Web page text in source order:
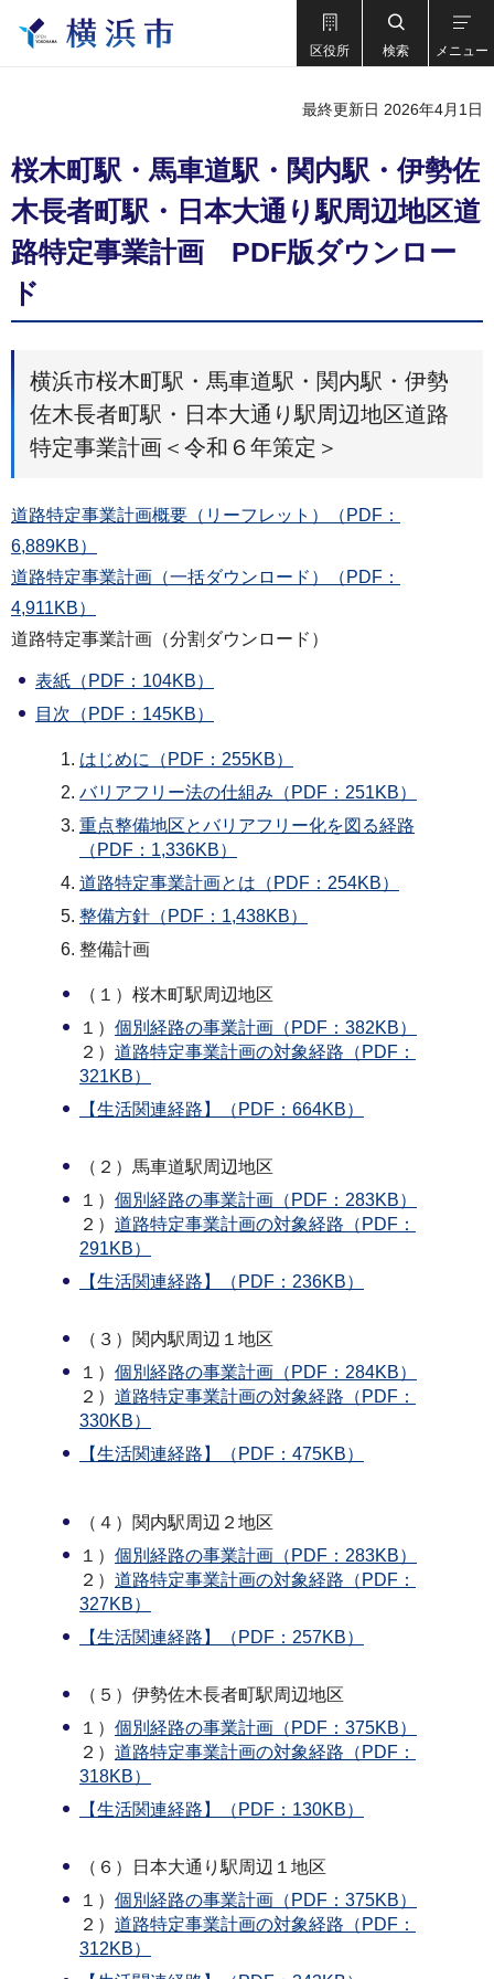
区役所 検索 メニュー
最終更新日 2026年4月1日
桜木町駅・馬車道駅・関内駅・伊勢佐
木長者町駅・日本大通り駅周辺地区道
路特定事業計画 PDF版ダウンロー
ド
横浜市桜木町駅・馬車道駅・関内駅・伊勢
佐木長者町駅・日本大通り駅周辺地区道路
特定事業計画＜令和６年策定＞
道路特定事業計画概要（リーフレット）（PDF：
6,889KB）
道路特定事業計画（一括ダウンロード）（PDF：
4,911KB）
道路特定事業計画（分割ダウンロード）
表紙（PDF：104KB）
目次（PDF：145KB）
はじめに（PDF：255KB）
バリアフリー法の仕組み（PDF：251KB）
重点整備地区とバリアフリー化を図る経路
（PDF：1,336KB）
道路特定事業計画とは（PDF：254KB）
整備方針（PDF：1,438KB）
整備計画
（１）桜木町駅周辺地区
１） 個別経路の事業計画（PDF：382KB）
２） 道路特定事業計画の対象経路（PDF：
321KB）
【生活関連経路】（PDF：664KB）
（２）馬車道駅周辺地区
１） 個別経路の事業計画（PDF：283KB）
２） 道路特定事業計画の対象経路（PDF：
291KB）
【生活関連経路】（PDF：236KB）
（３）関内駅周辺１地区
１） 個別経路の事業計画（PDF：284KB）
２） 道路特定事業計画の対象経路（PDF：
330KB）
【生活関連経路】（PDF：475KB）
（４）関内駅周辺２地区
１） 個別経路の事業計画（PDF：283KB）
２） 道路特定事業計画の対象経路（PDF：
327KB）
【生活関連経路】（PDF：257KB）
（５）伊勢佐木長者町駅周辺地区
１） 個別経路の事業計画（PDF：375KB）
２） 道路特定事業計画の対象経路（PDF：
318KB）
【生活関連経路】（PDF：130KB）
（６）日本大通り駅周辺１地区
１） 個別経路の事業計画（PDF：375KB）
２） 道路特定事業計画の対象経路（PDF：
312KB）